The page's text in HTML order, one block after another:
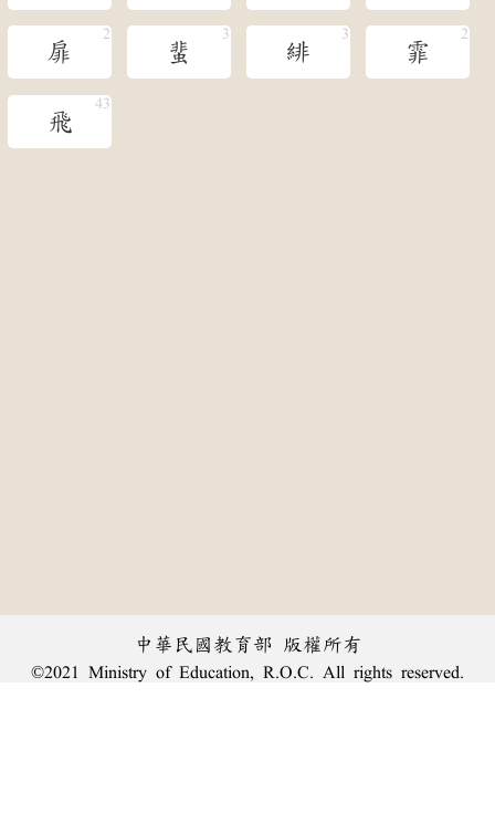
扉 蜚 緋 霏
飛
中華民國教育部 版權所有
©2021 Ministry of Education, R.O.C. All rights reserved.